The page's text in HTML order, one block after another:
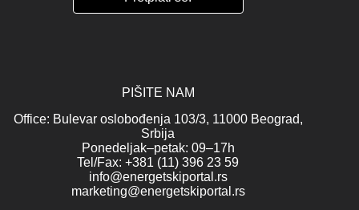
PIŠITE NAM
Office: Bulevar oslobođenja 103/3, 11000 Beograd,
Srbija
Ponedeljak–petak: 09–17h
Tel/Fax: +381 (11) 396 23 59
info@energetskiportal.rs
marketing@energetskiportal.rs